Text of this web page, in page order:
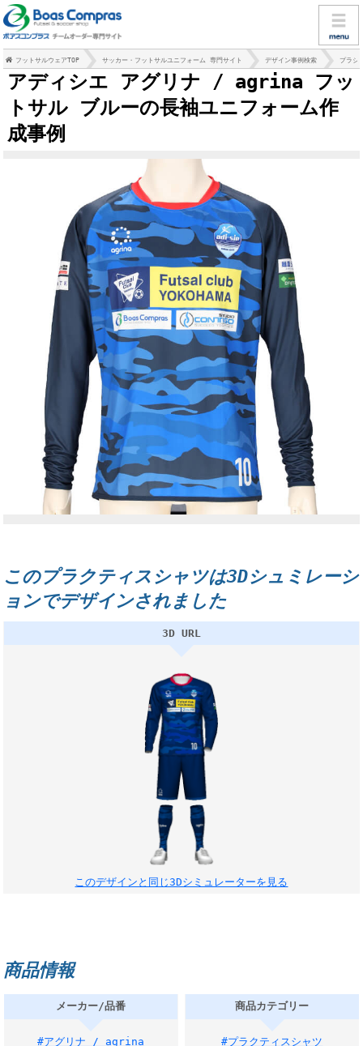
フットサルウェアTOP サッカー・フットサルユニフォーム 専門サイト デザイン事例検索 プラシ
アディシエ アグリナ / agrina フッ
トサル ブルーの長袖ユニフォーム作
成事例
このプラクティスシャツは3Dシュミレーシ
ョンでデザインされました
3D URL
このデザインと同じ3Dシミュレーターを見る
商品情報
メーカー/品番
#アグリナ / agrina
商品カテゴリー
#プラクティスシャツ